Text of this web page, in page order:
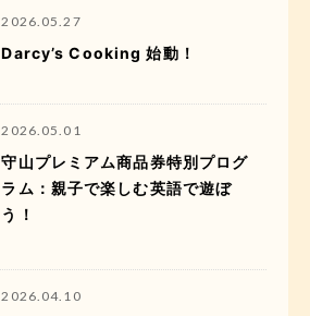
2026.05.27
Darcy’s Cooking 始動！
2026.05.01
守山プレミアム商品券特別プログ
ラム：親子で楽しむ英語で遊ぼ
う！
2026.04.10